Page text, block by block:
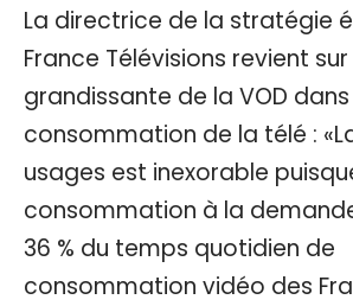
La directrice de la stratégie
France Télévisions revient
grandissante de la VOD
consommation de la télé :
usages est inexorable
consommation à la
36 % du temps quotidien de
consommation vidéo des